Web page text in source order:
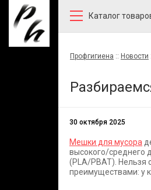
Каталог
Профгигиена :: Новости
30 октября 2025
Мешки для мусора
высокого/среднего
(PLA/PBAT). Нельзя
преимуществами: у